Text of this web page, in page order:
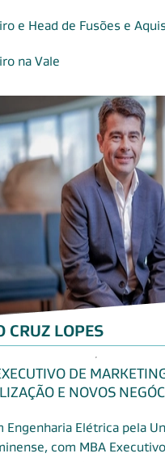
e Head de Fusões e
na Vale
CRUZ LOPES
DE
E NOVOS
Engenharia Elétrica pela
com MBA